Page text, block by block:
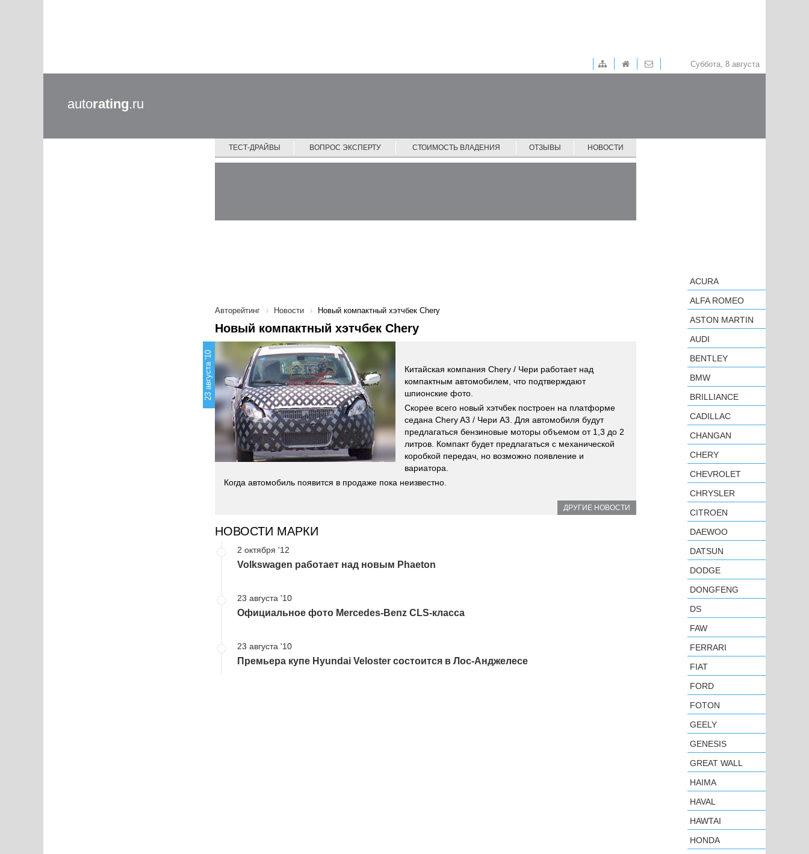
Суббота, 8 августа
autorating.ru
ТЕСТ-ДРАЙВЫ ВОПРОС ЭКСПЕРТУ СТОИМОСТЬ ВЛАДЕНИЯ ОТЗЫВЫ НОВОСТИ
Авторейтинг Новости Новый компактный хэтчбек Chery
Новый компактный хэтчбек Chery
23 августа '10
Китайская компания Сhery / Чери работает над
компактным автомобилем, что подтверждают
шпионские фото.
Скорее всего новый хэтчбек построен на платформе
седана Chery A3 / Чери А3. Для автомобиля будут
предлагаться бензиновые моторы объемом от 1,3 до 2
литров. Компакт будет предлагаться с механической
коробкой передач, но возможно появление и
вариатора.
Когда автомобиль появится в продаже пока неизвестно.
ДРУГИЕ НОВОСТИ
НОВОСТИ МАРКИ
2 октября '12
Volkswagen работает над новым Phaeton
23 августа '10
Официальное фото Mercedes-Benz CLS-класса
23 августа '10
Премьера купе Hyundai Veloster состоится в Лос-Анджелесе
ACURA
ALFA ROMEO
ASTON MARTIN
AUDI
BENTLEY
BMW
BRILLIANCE
CADILLAC
CHANGAN
CHERY
CHEVROLET
CHRYSLER
CITROEN
DAEWOO
DATSUN
DODGE
DONGFENG
DS
FAW
FERRARI
FIAT
FORD
FOTON
GEELY
GENESIS
GREAT WALL
HAIMA
HAVAL
HAWTAI
HONDA